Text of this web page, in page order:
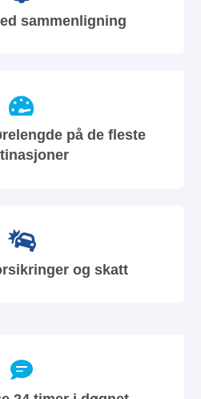
sammenligning
på de fleste
og skatt